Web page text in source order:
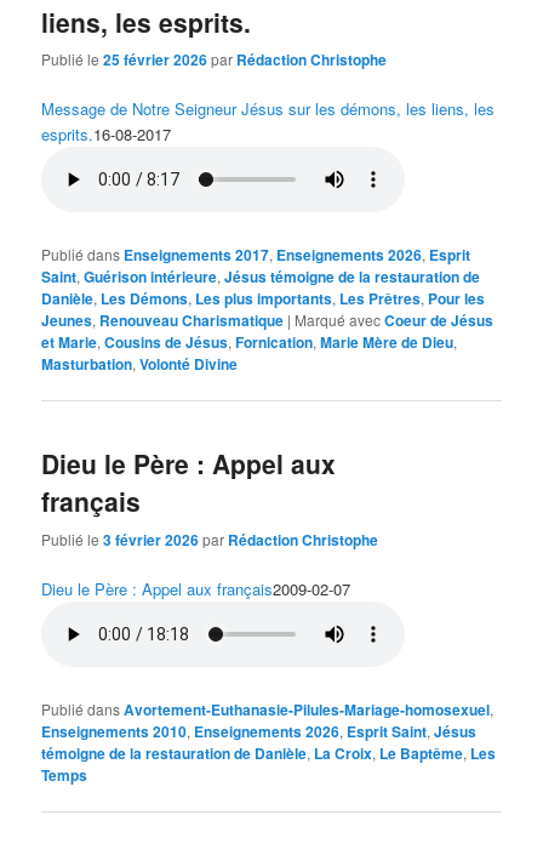
liens, les esprits.
Publié le25 février 2026par Rédaction Christophe
Message de Notre Seigneur Jésus sur les démons, les liens, les
esprits.16-08-2017
Publié dans Enseignements 2017, Enseignements 2026, Esprit
Saint,Guérison intérieure,Jésus témoigne de la restauration de
Danièle, Les Démons, Les plus importants, Les Prêtres, Pour les
Jeunes, Renouveau Charismatique | Marqué avecCoeur de Jésus
et Marie,Cousins de Jésus,Fornication,Marie Mère de Dieu,
Masturbation,Volonté Divine
Dieu le Père : Appel aux
français
Publié le3 février 2026par Rédaction Christophe
Dieu le Père : Appel aux français2009-02-07
Publié dansAvortement-Euthanasie-Pilules-Mariage-homosexuel,
Enseignements 2010, Enseignements 2026, Esprit Saint,Jésus
témoigne de la restauration de Danièle, La Croix, Le Baptême, Les
Temps